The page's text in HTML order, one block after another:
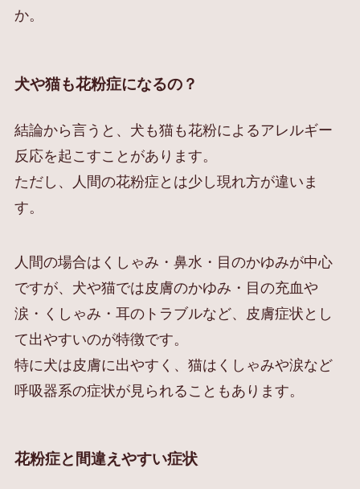
か。
犬や猫も花粉症になるの？
結論から言うと、犬も猫も花粉によるアレルギー
反応を起こすことがあります。
ただし、人間の花粉症とは少し現れ方が違いま
す。
人間の場合はくしゃみ・鼻水・目のかゆみが中心
ですが、犬や猫では皮膚のかゆみ・目の充血や
涙・くしゃみ・耳のトラブルなど、皮膚症状とし
て出やすいのが特徴です。
特に犬は皮膚に出やすく、猫はくしゃみや涙など
呼吸器系の症状が見られることもあります。
花粉症と間違えやすい症状